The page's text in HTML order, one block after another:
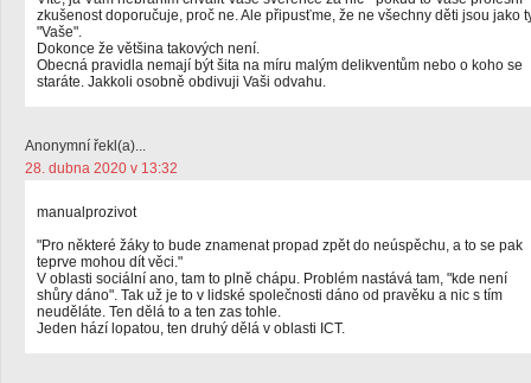
zkušenost doporučuje, proč ne. Ale připusťme, že ne všechny děti jsou jako
"Vaše".
Dokonce že většina takových není.
Obecná pravidla nemají být šita na míru malým delikventům nebo o koho se
staráte. Jakkoli osobně obdivuji Vaši odvahu.
Anonymní řekl(a)...
28. dubna 2020 v 13:32
manualprozivot
"Pro některé žáky to bude znamenat propad zpět do neúspěchu, a to se pak
teprve mohou dít věci."
V oblasti sociální ano, tam to plně chápu. Problém nastává tam, "kde není
shůry dáno". Tak už je to v lidské společnosti dáno od pravěku a nic s tím
neuděláte. Ten dělá to a ten zas tohle.
Jeden hází lopatou, ten druhý dělá v oblasti ICT.